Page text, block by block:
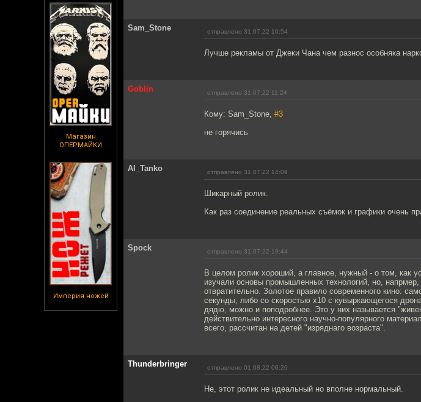
Магазин
ОПЕРМАЙКИ
Империя ножей
Sam_Stone отправлено 31.07.22 10:54
Лучше рекламы от Джеки Чана чем разнос особняка
Goblin отправлено 31.07.22 11:24
Кому: Sam_Stone, #3
не горячись
Al_Tanko отправлено 31.07.22 14:09
Шикарный ролик.
Как раз соединение реальных съёмок и графики очень
Spock отправлено 31.07.22 19:44
В целом ролик хороший, а главное, нужный - о том, как
изучали основы промышленных технологий, но,
отвратительно. Золотое правило современного кино:
секунды, либо со скоростью х10 с кувыркающегося
дядю, можно и поподробнее. Это у них называется
действительно интересного научно-популярного
всего, рассчитан на детей "изряднаго возраста".
Thunderbringer отправлено 01.08.22 06:20
Не, этот ролик не идеальный но вполне нормальный.